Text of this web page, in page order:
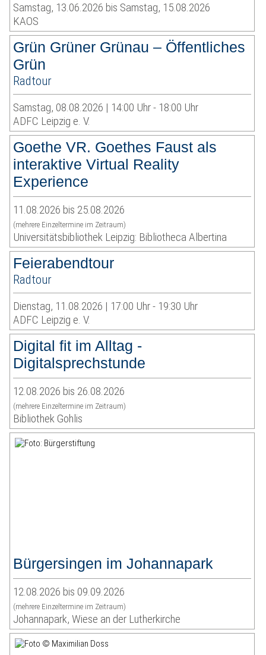
Samstag, 13.06.2026 bis Samstag, 15.08.2026
KAOS
Grün Grüner Grünau – Öffentliches
Grün
Radtour
Samstag, 08.08.2026 | 14:00 Uhr - 18:00 Uhr
ADFC Leipzig e. V.
Goethe VR. Goethes Faust als
interaktive Virtual Reality
Experience
11.08.2026 bis 25.08.2026
(mehrere Einzeltermine im Zeitraum)
Universitätsbibliothek Leipzig: Bibliotheca Albertina
Feierabendtour
Radtour
Dienstag, 11.08.2026 | 17:00 Uhr - 19:30 Uhr
ADFC Leipzig e. V.
Digital fit im Alltag -
Digitalsprechstunde
12.08.2026 bis 26.08.2026
(mehrere Einzeltermine im Zeitraum)
Bibliothek Gohlis
Bürgersingen im Johannapark
12.08.2026 bis 09.09.2026
(mehrere Einzeltermine im Zeitraum)
Johannapark, Wiese an der Lutherkirche